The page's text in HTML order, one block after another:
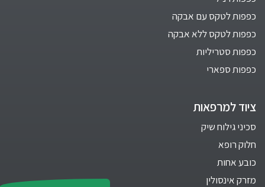
כפפות לטקס עם אבקה
כפפות לטקס ללא אבקה
כפפות סטריליות
כפפות ספארי
ציוד למרפאות
סכיני גילוח שיק
חלוק רופא
כובע אחות
מזרק אינסולין